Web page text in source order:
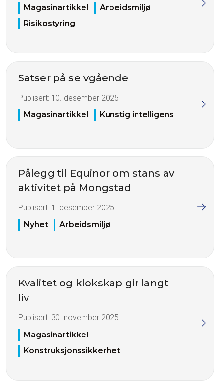
Magasinartikkel
Arbeidsmiljø
Risikostyring
Satser på selvgående
Publisert: 10. desember 2025
Magasinartikkel
Kunstig intelligens
Pålegg til Equinor om stans av
aktivitet på Mongstad
Publisert: 1. desember 2025
Nyhet
Arbeidsmiljø
Kvalitet og klokskap gir langt
liv
Publisert: 30. november 2025
Magasinartikkel
Konstruksjonssikkerhet